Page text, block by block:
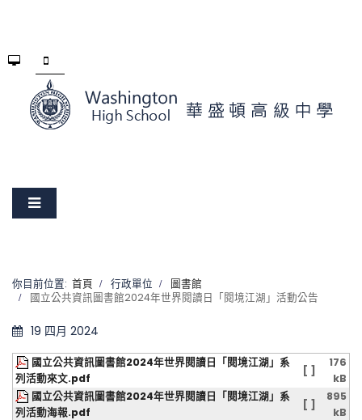
你目前位置: 首頁 行政單位
圖書館
國立公共資訊圖書館2024年世界閱讀日「閱境江湖」活動公告
19 四月 2024
國立公共資訊圖書館2024年世界閱讀日「閱境江湖」系
列活動來文.pdf
[ ]
176
kB
國立公共資訊圖書館2024年世界閱讀日「閱境江湖」系
列活動海報.pdf
[ ]
895
kB